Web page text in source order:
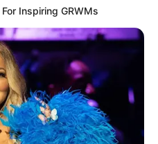
Inspiring GRWMs